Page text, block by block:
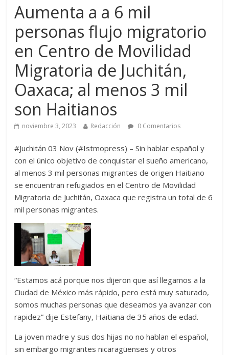
Aumenta a a 6 mil
personas flujo migratorio
en Centro de Movilidad
Migratoria de Juchitán,
Oaxaca; al menos 3 mil
son Haitianos
noviembre 3, 2023 Redacción 0 Comentarios
#Juchitán 03 Nov (#Istmopress) – Sin hablar español y
con el único objetivo de conquistar el sueño americano,
al menos 3 mil personas migrantes de origen Haitiano
se encuentran refugiados en el Centro de Movilidad
Migratoria de Juchitán, Oaxaca que registra un total de 6
mil personas migrantes.
“Estamos acá porque nos dijeron que así llegamos a la
Ciudad de México más rápido, pero está muy saturado,
somos muchas personas que deseamos ya avanzar con
rapidez” dije Estefany, Haitiana de 35 años de edad.
La joven madre y sus dos hijas no no hablan el español,
sin embargo migrantes nicaragüenses y otros